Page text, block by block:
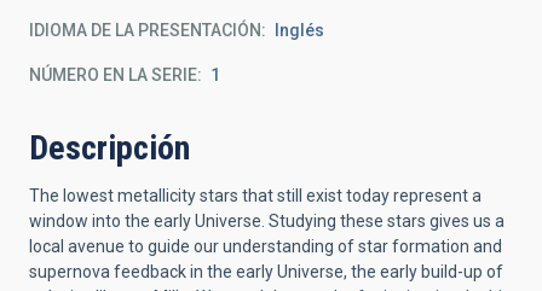
IDIOMA DE LA PRESENTACIÓN Inglés
NÚMERO EN LA SERIE 1
Descripción
The lowest metallicity stars that still exist today represent a
window into the early Universe. Studying these stars gives us a
local avenue to guide our understanding of star formation and
supernova feedback in the early Universe, the early build-up of